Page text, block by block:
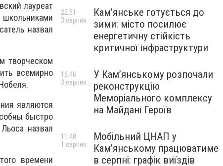
лауреат
назвал
творческом
всемирно
являются
быстро
назвал
времени
Кам’янське готується до
зими: місто посилює
енергетичну стійкість
критичної інфраструктури
22:51
3 серпня
У Кам’янському розпочали
реконструкцію
Меморіального комплексу
на Майдані Героїв
16:46
3 серпня
Мобільний ЦНАП у
Кам’янському працюватиме
в серпні: графік виїздів
11:48
1 серпня